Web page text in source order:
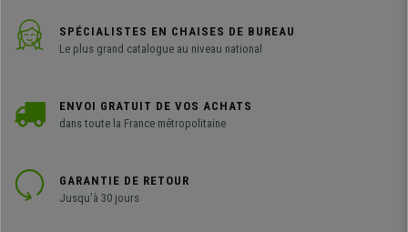
SPÉCIALISTES EN CHAISES DE BUREAU
Le plus grand catalogue au niveau national
ENVOI GRATUIT DE VOS ACHATS
dans toute la France métropolitaine
GARANTIE DE RETOUR
Jusqu'à 30 jours